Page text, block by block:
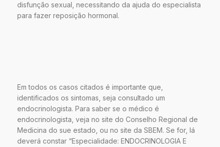
disfunção sexual, necessitando da ajuda do especialista
para fazer reposição hormonal.
Em todos os casos citados é importante que,
identificados os sintomas, seja consultado um
endocrinologista. Para saber se o médico é
endocrinologista, veja no site do Conselho Regional de
Medicina do sue estado, ou no site da SBEM. Se for, lá
deverá constar “Especialidade: ENDOCRINOLOGIA E